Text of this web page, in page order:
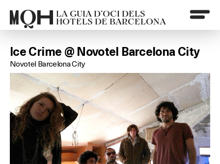
LA GUIA D’OCI DELS
HOTELS DE BARCELONA
Ice Crime @ Novotel Barcelona City
Novotel Barcelona City